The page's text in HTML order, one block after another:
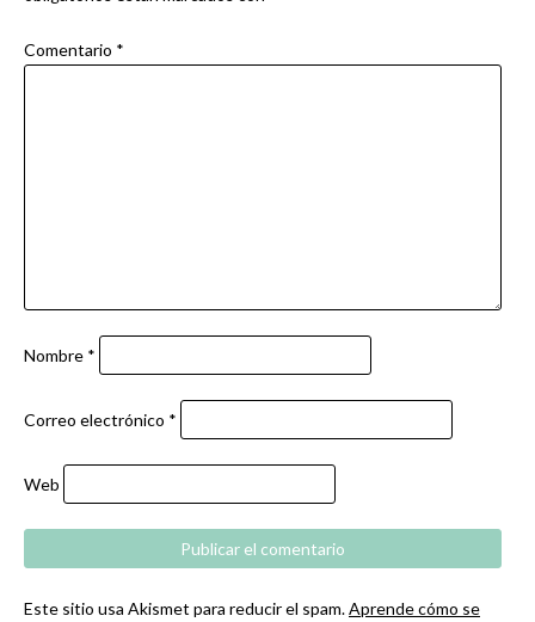
Comentario *
Nombre *
Correo electrónico *
Web
Este sitio usa Akismet para reducir el spam.Aprende cómo se